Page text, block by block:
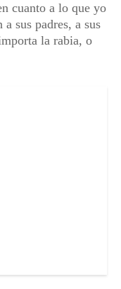
cuanto a lo que yo
sus padres, a sus
la rabia, o